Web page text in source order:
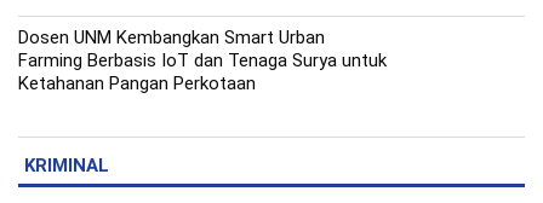
Dosen UNM Kembangkan Smart Urban
Farming Berbasis IoT dan Tenaga Surya untuk
Ketahanan Pangan Perkotaan
KRIMINAL